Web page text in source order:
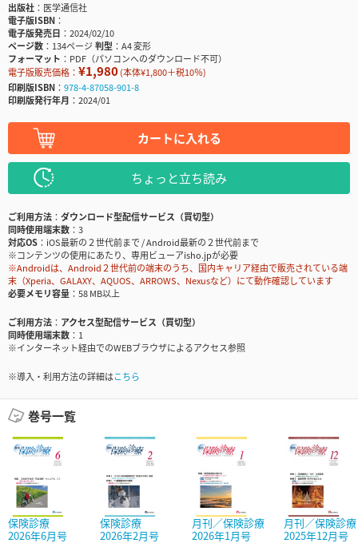
出版社
医学通信社
電子版ISBN
電子版発売日
2024/02/10
ページ数
134ページ判型
A4 変形
フォーマット
PDF（パソコンへのダウンロード不可）
電子版販売価格： ¥1,980(本体¥1,800＋税10％)
印刷版ISBN
978-4-87058-901-8
印刷版発行年月
2024/01
カートに入れる
ちょっと立ち読み
ご利用方法
ダウンロード型配信サービス（買切型）
同時使用端末数
3
対応OS
iOS最新の２世代前まで / Android最新の２世代前まで
※コンテンツの使用にあたり、専用ビューアisho.jpが必要
※Androidは、Android２世代前の端末のうち、国内キャリア経由で販売されている端
末（Xperia、GALAXY、AQUOS、ARROWS、Nexusなど）にて動作確認しています
必要メモリ容量
58 MB以上
ご利用方法
アクセス型配信サービス（買切型）
同時使用端末数
1
※インターネット経由でのWEBブラウザによるアクセス参照
※導入・利用方法の詳細はこちら
巻号一覧
保険診療
2026年6月号
保険診療
2026年2月号
月刊／保険診療
2026年1月号
月刊／保険診療
2025年12月号